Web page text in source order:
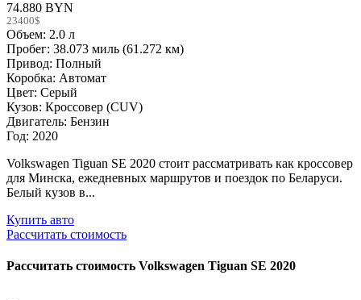
74.880 BYN
23400$
Объем: 2.0 л
Пробег: 38.073 миль (61.272 км)
Привод: Полный
Коробка: Автомат
Цвет: Серый
Кузов: Кроссовер (CUV)
Двигатель: Бензин
Год: 2020
Volkswagen Tiguan SE 2020 стоит рассматривать как кроссовер
для Минска, ежедневных маршрутов и поездок по Беларуси.
Белый кузов в...
Купить авто
Рассчитать стоимость
Рассчитать стоимость Volkswagen Tiguan SE 2020